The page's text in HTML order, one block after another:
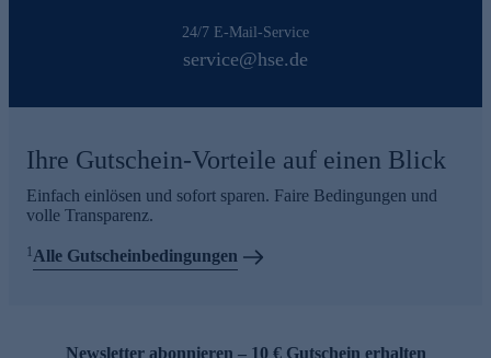
24/7 E-Mail-Service
service@hse.de
Ihre Gutschein-Vorteile auf einen Blick
Einfach einlösen und sofort sparen. Faire Bedingungen und
volle Transparenz.
1Alle Gutscheinbedingungen
Newsletter abonnieren – 10 € Gutschein erhalten